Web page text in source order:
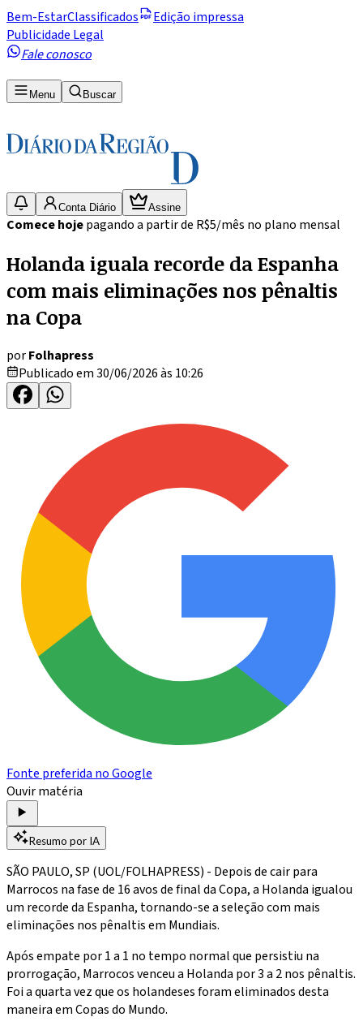
Bem-EstarClassificados
Edição impressa
Publicidade Legal
Fale conosco
Menu Buscar
Conta Diário Assine
Comece hojepagando a partir de R$5/mês no plano mensal
Holanda iguala recorde da Espanha
com mais eliminações nos pênaltis
na Copa
porFolhapress
Publicado em 30/06/2026 às 10:26
Fonte preferida no Google
Ouvir matéria
Resumo por IA
SÃO PAULO, SP (UOL/FOLHAPRESS) - Depois de cair para
Marrocos na fase de 16 avos de final da Copa, a Holanda igualou
um recorde da Espanha, tornando-se a seleção com mais
eliminações nos pênaltis em Mundiais.
Após empate por 1 a 1 no tempo normal que persistiu na
prorrogação, Marrocos venceu a Holanda por 3 a 2 nos pênaltis.
Foi a quarta vez que os holandeses foram eliminados desta
maneira em Copas do Mundo.